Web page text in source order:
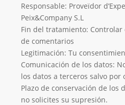
Responsable: Proveïdor
Peix&Company S.L
Fin del tratamiento: Controlar
de comentarios
Legitimación: Tu
Comunicación de los datos:
los datos a terceros salvo por
Plazo de conservación de los
no solicites su supresión.